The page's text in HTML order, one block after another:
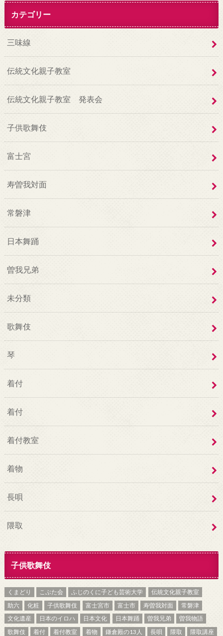
カテゴリー
三味線
伝統文化親子教室
伝統文化親子教室 発表会
子供歌舞伎
富士宮
寿曽我対面
常磐津
日本舞踊
曽我兄弟
未分類
歌舞伎
琴
着付
着付
着付教室
着物
長唄
隈取
子供歌舞伎
くまどり こぶた会 ふじのくに子ども芸術大学
伝統文化親子教室
助六
化粧 子供歌舞伎 富士宮市 富士市 寿曽我対面
常磐津
文化遺産
日本のイロハ 日本文化 日本舞踊 曽我兄弟
曽我物語
歌舞伎
着付 着付教室 着物 鎌倉殿の13人 長唄 隈取
隈取講座